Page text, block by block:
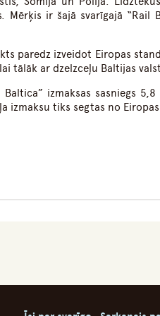
Mērķis ir šajā svarīgajā “Rail
paredz izveidot Eiropas
tālāk ar dzelzceļu Baltijas
Baltica” izmaksas sasniegs
izmaksu tiks segtas no